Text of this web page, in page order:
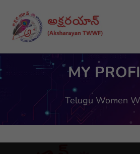
MY
Telugu Women